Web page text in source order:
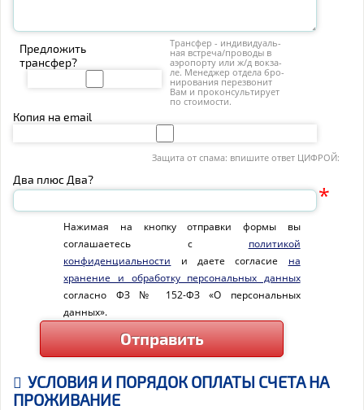
Предложить
трансфер?
Транс­фер - ин­ди­ви­ду­аль­
ная встре­ча/про­во­ды в
аэро­пор­ту или ж/д вок­за­
ле. Ме­не­джер от­де­ла бро­
ни­ро­ва­ния пе­ре­зво­нит
Вам и про­кон­суль­ти­ру­ет
по сто­и­мо­сти.
Копия на email
Защита от спама: впишите ответ ЦИФРОЙ:
Два плюс Два?
*
Нажимая на кнопку отправки формы вы
соглашаетесь с политикой
конфиденциальности и даете согласие на
хранение и обработку персональных данных
согласно ФЗ № 152-ФЗ «О персональных
данных».
УСЛОВИЯ И ПОРЯДОК ОПЛАТЫ СЧЕТА НА
ПРОЖИВАНИЕ